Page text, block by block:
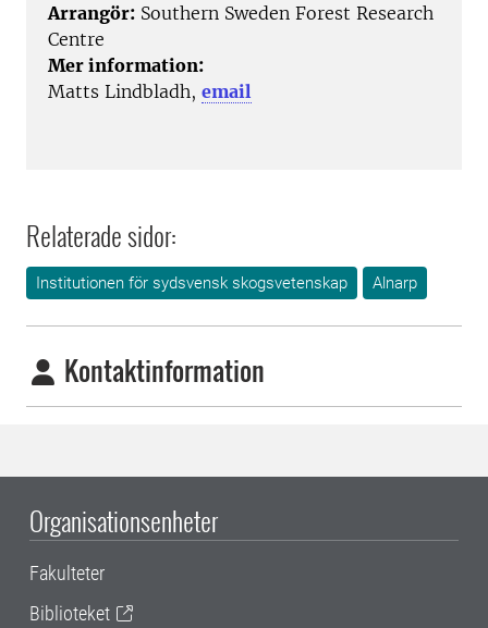
Arrangör: Southern Sweden Forest Research
Centre
Mer information:
Matts Lindbladh, email
Relaterade sidor:
Institutionen för sydsvensk skogsvetenskap Alnarp
Kontaktinformation
Organisationsenheter
Fakulteter
Biblioteket